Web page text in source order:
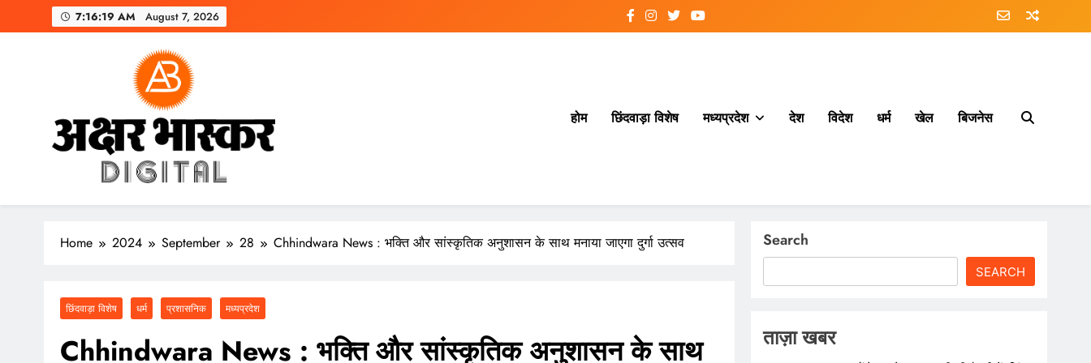
to
7:16:21 AM August 7, 2026
अक्षर भास्कर
डिजिटल
होम छिंदवाड़ा विशेष मध्यप्रदेश देश विदेश धर्म खेल बिजनेस
Home 2024 September 28 Chhindwara News : भक्ति और सांस्कृतिक अनुशासन के साथ मनाया जाएगा दुर्गा उत्सव
छिंदवाड़ा विशेष धर्म प्रशासनिक मध्यप्रदेश
Chhindwara News : भक्ति और सांस्कृतिक अनुशासन के साथ
Search
SEARCH
ताज़ा खबर